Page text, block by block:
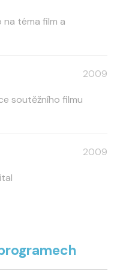
téma film a
2009
soutěžního filmu
2009